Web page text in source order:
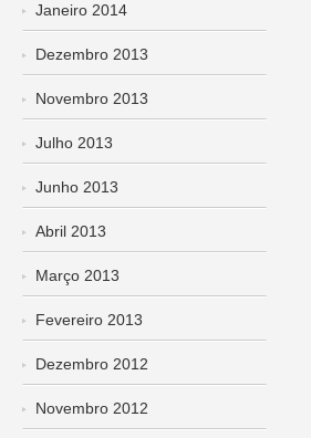
Janeiro 2014
Dezembro 2013
Novembro 2013
Julho 2013
Junho 2013
Abril 2013
Março 2013
Fevereiro 2013
Dezembro 2012
Novembro 2012